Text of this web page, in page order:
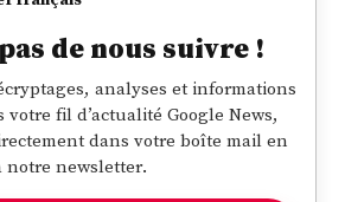
de nous suivre !
analyses et informations
fil d’actualité Google News,
dans votre boîte mail en
notre newsletter.